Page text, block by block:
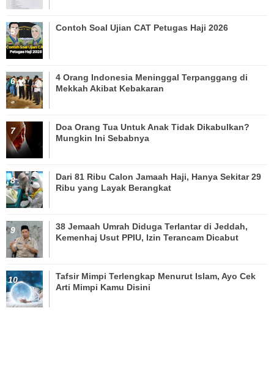
Contoh Soal Ujian CAT Petugas Haji 2026
4 Orang Indonesia Meninggal Terpanggang di
Mekkah Akibat Kebakaran
Doa Orang Tua Untuk Anak Tidak Dikabulkan?
Mungkin Ini Sebabnya
Dari 81 Ribu Calon Jamaah Haji, Hanya Sekitar 29
Ribu yang Layak Berangkat
38 Jemaah Umrah Diduga Terlantar di Jeddah,
Kemenhaj Usut PPIU, Izin Terancam Dicabut
Tafsir Mimpi Terlengkap Menurut Islam, Ayo Cek
Arti Mimpi Kamu Disini